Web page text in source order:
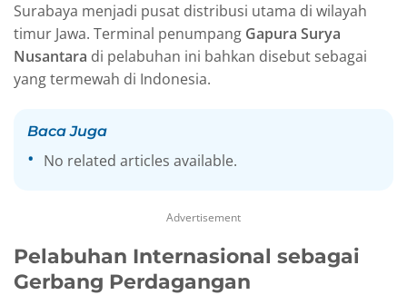
Surabaya menjadi pusat distribusi utama di wilayah
timur Jawa. Terminal penumpang Gapura Surya
Nusantara di pelabuhan ini bahkan disebut sebagai
yang termewah di Indonesia.
Baca Juga
No related articles available.
Advertisement
Pelabuhan Internasional sebagai
Gerbang Perdagangan